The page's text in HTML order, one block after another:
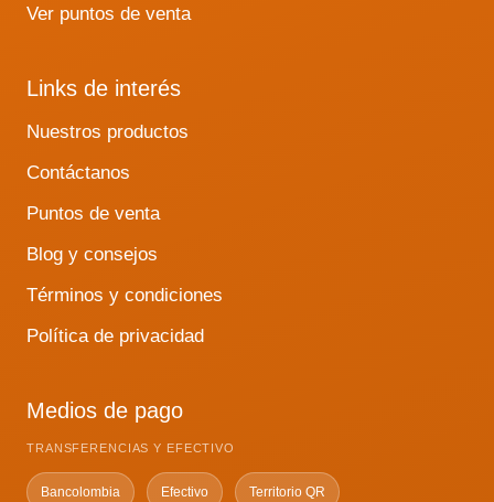
Ver puntos de venta
Links de interés
Nuestros productos
Contáctanos
Puntos de venta
Blog y consejos
Términos y condiciones
Política de privacidad
Medios de pago
TRANSFERENCIAS Y EFECTIVO
Bancolombia Efectivo Territorio QR